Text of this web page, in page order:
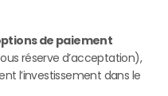
de paiement
réserve d’acceptation),
l’investissement dans le